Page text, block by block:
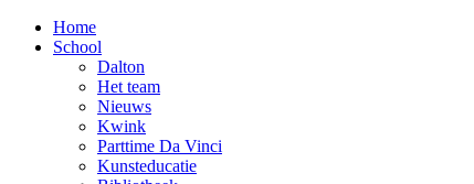
Home
School
Dalton
Het team
Nieuws
Kwink
Parttime Da Vinci
Kunsteducatie